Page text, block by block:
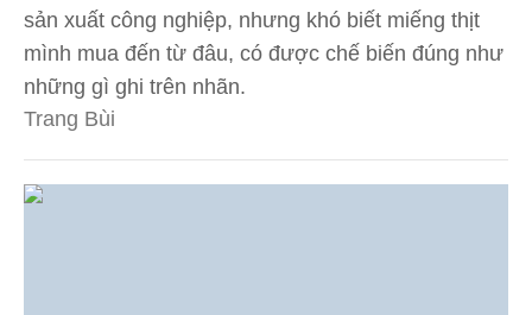
sản xuất công nghiệp, nhưng khó biết miếng thịt
mình mua đến từ đâu, có được chế biến đúng như
những gì ghi trên nhãn.
Trang Bùi